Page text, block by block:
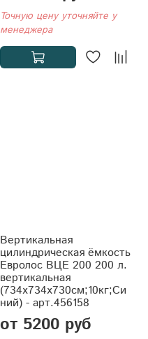
Точную цену уточняйте у
менеджера
Вертикальная
цилиндрическая ёмкость
Евролос ВЦЕ 200 200 л.
вертикальная
(734x734x730см;10кг;Си
ний) - арт.456158
от 5200 руб